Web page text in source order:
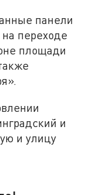
панели
переходе
площади
и
и улицу